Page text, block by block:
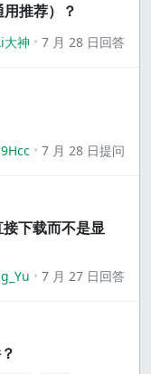
推荐）？
大神 7 月 28 日回答
7 月 28 日提问
下载而不是显
7 月 27 日回答